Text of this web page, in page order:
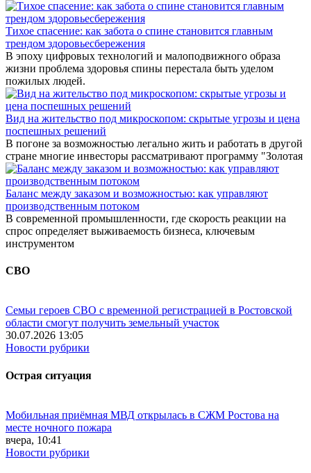
Тихое спасение: как забота о спине становится главным
трендом здоровьесбережения
В эпоху цифровых технологий и малоподвижного образа
жизни проблема здоровья спины перестала быть уделом
пожилых людей.
Вид на жительство под микроскопом: скрытые угрозы и цена
поспешных решений
В погоне за возможностью легально жить и работать в другой
стране многие инвесторы рассматривают программу "Золотая
Баланс между заказом и возможностью: как управляют
производственным потоком
В современной промышленности, где скорость реакции на
спрос определяет выживаемость бизнеса, ключевым
инструментом
СВО
Семьи героев СВО с временной регистрацией в Ростовской
области смогут получить земельный участок
30.07.2026 13:05
Новости рубрики
Острая ситуация
Мобильная приёмная МВД открылась в СЖМ Ростова на
месте ночного пожара
вчера, 10:41
Новости рубрики